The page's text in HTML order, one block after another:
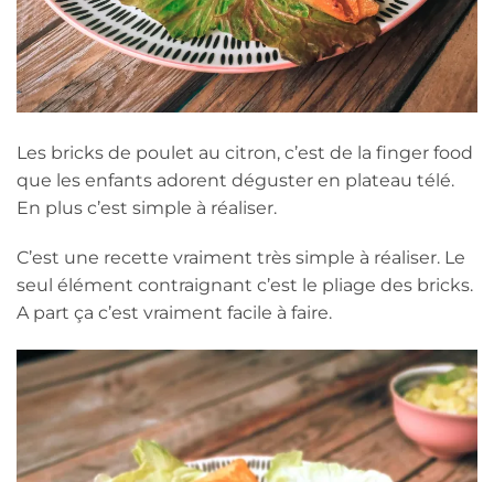
Les bricks de poulet au citron, c’est de la finger food
que les enfants adorent déguster en plateau télé.
En plus c’est simple à réaliser.
C’est une recette vraiment très simple à réaliser. Le
seul élément contraignant c’est le pliage des bricks.
A part ça c’est vraiment facile à faire.